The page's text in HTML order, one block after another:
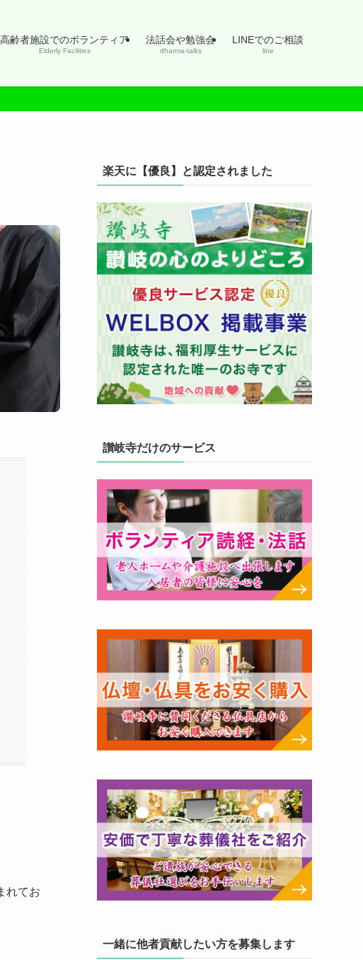
高齢者施設でのボランティア
Elderly Facilities
法話会や勉強会
dharma-talks
LINEでのご相談
line
れてお
楽天に【優良】と認定されました
讃岐寺だけのサービス
一緒に他者貢献したい方を募集します